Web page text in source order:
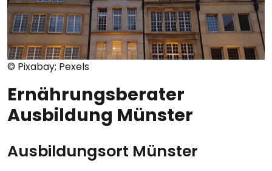
© Pixabay; Pexels
Ernährungsberater
Ausbildung Münster
Ausbildungsort Münster